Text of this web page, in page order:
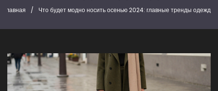
Главная Что будет модно носить осенью 2024: главные тренды одежды